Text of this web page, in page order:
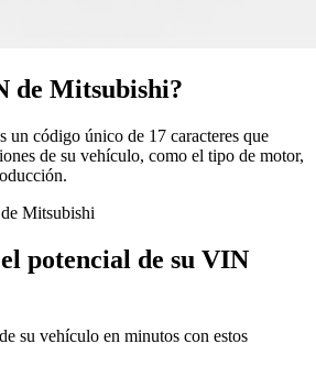
de Mitsubishi?
código único de 17 caracteres que
de su vehículo, como el tipo de motor,
Mitsubishi
potencial de su VIN
su vehículo en minutos con estos